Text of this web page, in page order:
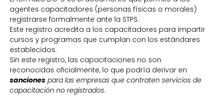
agentes capacitadores (personas físicas o morales)
registrarse formalmente ante la STPS.
Este registro acredita a los capacitadores para impartir
cursos y programas que cumplan con los estándares
establecidos.
Sin este registro, las capacitaciones no son
reconocidas oficialmente, lo que podría derivar en
sanciones para las empresas que contraten servicios de
capacitación no registrados.